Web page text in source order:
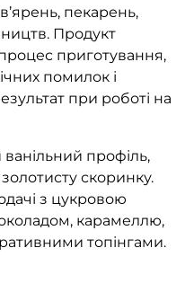
пекарень,
Продукт
приготування,
помилок і
при роботі на
профіль,
скоринку.
з цукровою
карамеллю,
топінгами.